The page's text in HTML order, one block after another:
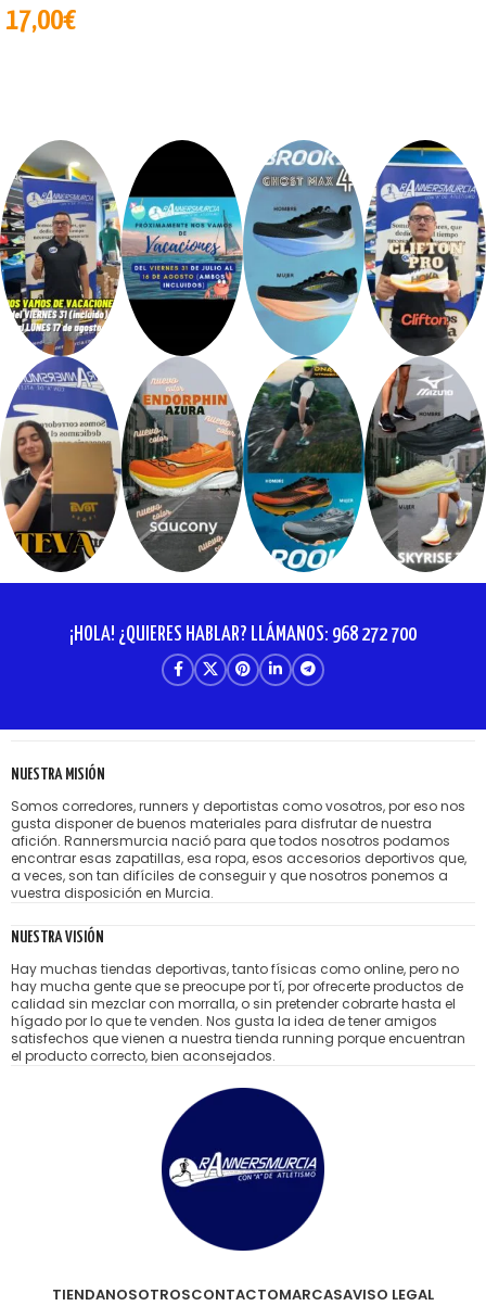
17,00€
¡HOLA! ¿QUIERES HABLAR? LLÁMANOS: 968 272 700
NUESTRA MISIÓN
Somos corredores, runners y deportistas como vosotros, por eso nos
gusta disponer de buenos materiales para disfrutar de nuestra
afición. Rannersmurcia nació para que todos nosotros podamos
encontrar esas zapatillas, esa ropa, esos accesorios deportivos que,
a veces, son tan difíciles de conseguir y que nosotros ponemos a
vuestra disposición en Murcia.
NUESTRA VISIÓN
Hay muchas tiendas deportivas, tanto físicas como online, pero no
hay mucha gente que se preocupe por tí, por ofrecerte productos de
calidad sin mezclar con morralla, o sin pretender cobrarte hasta el
hígado por lo que te venden. Nos gusta la idea de tener amigos
satisfechos que vienen a nuestra tienda running porque encuentran
el producto correcto, bien aconsejados.
TIENDANOSOTROSCONTACTOMARCASAVISO LEGAL